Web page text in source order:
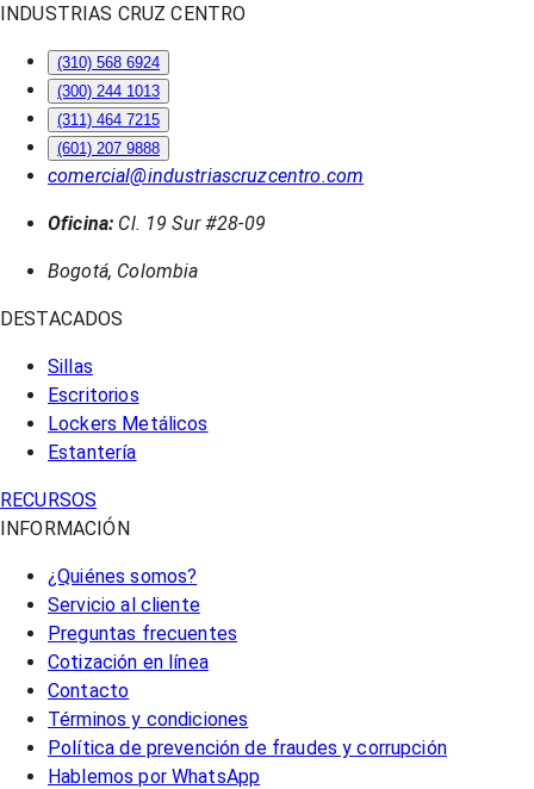
INDUSTRIAS CRUZ CENTRO
(310) 568 6924
(300) 244 1013
(311) 464 7215
(601) 207 9888
comercial@industriascruzcentro.com
Oficina: Cl. 19 Sur #28-09
Bogotá, Colombia
DESTACADOS
Sillas
Escritorios
Lockers Metálicos
Estantería
RECURSOS
INFORMACIÓN
¿Quiénes somos?
Servicio al cliente
Preguntas frecuentes
Cotización en línea
Contacto
Términos y condiciones
Política de prevención de fraudes y corrupción
Hablemos por WhatsApp